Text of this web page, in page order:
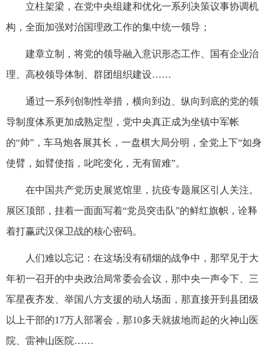
立柱架梁，在党中央组建和优化一系列决策议事协调机
构，全面加强对治国理政工作的集中统一领导；
建章立制，将党的领导融入意识形态工作、国有企业治
理、高校领导体制、群团组织建设……
通过一系列创制性举措，横向到边、纵向到底的党的领
导制度体系更加成熟定型，党中央真正成为坐镇中军帐
的“帅”，车马炮各展其长，一盘棋大局分明，全党上下“如身
使臂，如臂使指，叱咤变化，无有留难”。
在中国共产党历史展览馆里，抗疫专题展区引人关注。
展区顶部，挂着一面面写着“党员突击队”的鲜红旗帜，诠释
着打赢武汉保卫战的核心密码。
人们难以忘记：在这场没有硝烟的战争中，那罕见于大
年初一召开的中央政治局常委会会议，那中央一声令下、三
军星夜齐发、举国八方支援的动人场面，那直接开到县团级
以上干部的17万人部署会，那10多天就拔地而起的火神山医
院、雷神山医院……